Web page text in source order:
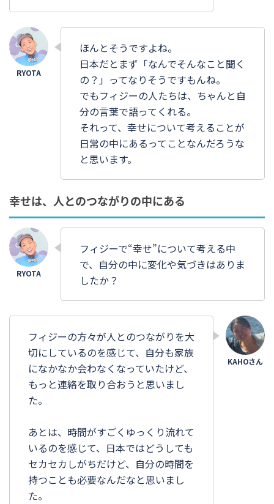
ほんとそうですよね。
日本だとまず「なんでそんなこと聞く
の？」ってなりそうですもんね。
でもフィジーの人たちは、ちゃんと自
分の言葉で語ってくれる。
それって、幸せについて考えることが
日常の中にあるってことなんだろうな
と思います。
幸せは、人とのつながりの中にある
フィジーで“幸せ”について考える中
で、自分の中に変化や気づきはありま
したか？
フィジーの方々が人とのつながりを大
切にしているのを感じて、自分も家族
になかなか会わなくなっていたけど、
もっと連絡を取り合おうと思いまし
た。
あとは、時間がすごくゆっくり流れて
いるのを感じて、日本ではどうしても
セカセカしがちだけど、自分の時間を
持つことも必要なんだなと思いまし
た。